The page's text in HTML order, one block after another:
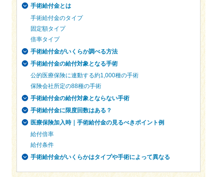
手術給付金とは
手術給付金のタイプ
固定額タイプ
倍率タイプ
手術給付金がいくらか調べる方法
手術給付金の給付対象となる手術
公的医療保険に連動する約1,000種の手術
保険会社所定の88種の手術
手術給付金の給付対象とならない手術
手術給付金に限度回数はある？
医療保険加入時｜手術給付金の見るべきポイント例
給付倍率
給付条件
手術給付金がいくらかはタイプや手術によって異なる